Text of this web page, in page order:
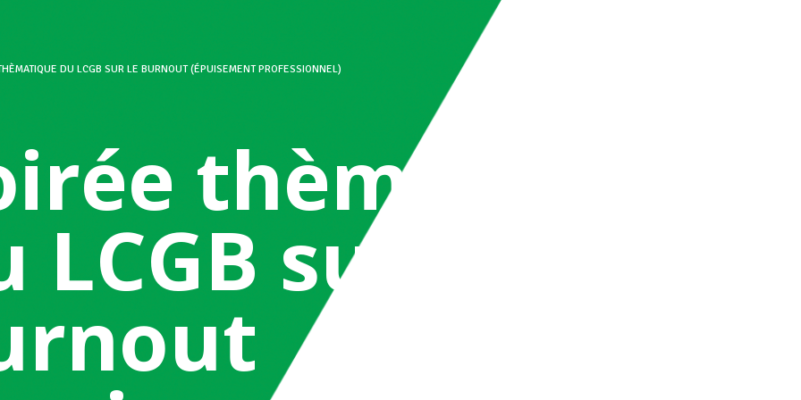
DU LCGB SUR LE BURNOUT (ÉPUISEMENT PROFESSIONNEL)
thèmatique
LCGB sur le